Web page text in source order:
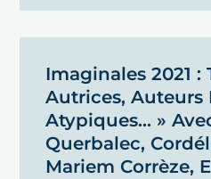
RSS FEED
EMBED
Imaginales 2021 :
Autrices, Auteurs
Atypiques… »
Querbalec,
Mariem Corrèze,